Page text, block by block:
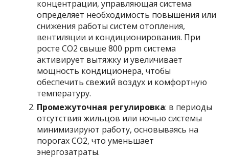
концентрации, управляющая система
определяет необходимость повышения или
снижения работы систем отопления,
вентиляции и кондиционирования. При
росте CO2 свыше 800 ppm система
активирует вытяжку и увеличивает
мощность кондиционера, чтобы
обеспечить свежий воздух и комфортную
температуру.
Промежуточная регулировка: в периоды
отсутствия жильцов или ночью системы
минимизируют работу, основываясь на
порогах CO2, что уменьшает
энергозатраты.